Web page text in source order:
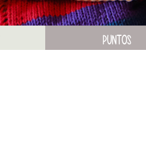
PUNTOS